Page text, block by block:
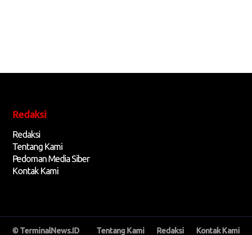
Redaksi
Redaksi
Tentang Kami
Pedoman Media Siber
Kontak Kami
© TerminalNews.ID Tentang Kami Redaksi Kontak Kami